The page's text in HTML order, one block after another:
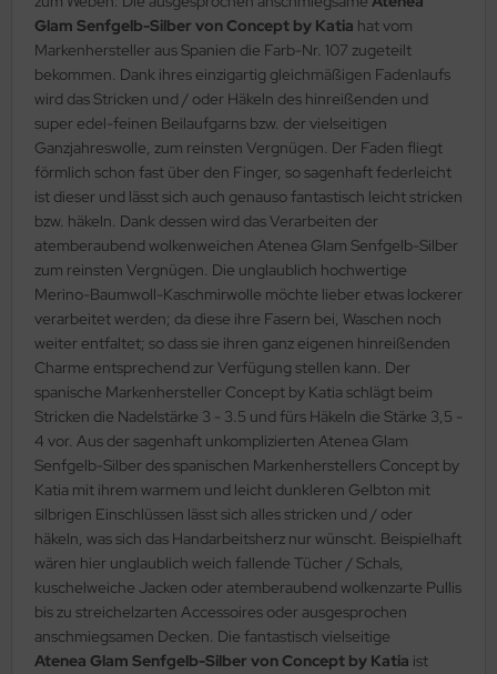
Glam Senfgelb-Silber von Concept by Katia hat vom
Markenhersteller aus Spanien die Farb-Nr. 107 zugeteilt
bekommen. Dank ihres einzigartig gleichmäßigen Fadenlaufs
wird das Stricken und / oder Häkeln des hinreißenden und
super edel-feinen Beilaufgarns bzw. der vielseitigen
Ganzjahreswolle, zum reinsten Vergnügen. Der Faden fliegt
förmlich schon fast über den Finger, so sagenhaft federleicht
ist dieser und lässt sich auch genauso fantastisch leicht stricken
bzw. häkeln. Dank dessen wird das Verarbeiten der
atemberaubend wolkenweichen Atenea Glam Senfgelb-Silber
zum reinsten Vergnügen. Die unglaublich hochwertige
Merino-Baumwoll-Kaschmirwolle möchte lieber etwas lockerer
verarbeitet werden; da diese ihre Fasern bei, Waschen noch
weiter entfaltet; so dass sie ihren ganz eigenen hinreißenden
Charme entsprechend zur Verfügung stellen kann. Der
spanische Markenhersteller Concept by Katia schlägt beim
Stricken die Nadelstärke 3 - 3.5 und fürs Häkeln die Stärke 3,5 -
4 vor. Aus der sagenhaft unkomplizierten Atenea Glam
Senfgelb-Silber des spanischen Markenherstellers Concept by
Katia mit ihrem warmem und leicht dunkleren Gelbton mit
silbrigen Einschlüssen lässt sich alles stricken und / oder
häkeln, was sich das Handarbeitsherz nur wünscht. Beispielhaft
wären hier unglaublich weich fallende Tücher / Schals,
kuschelweiche Jacken oder atemberaubend wolkenzarte Pullis
bis zu streichelzarten Accessoires oder ausgesprochen
anschmiegsamen Decken. Die fantastisch vielseitige
Atenea Glam Senfgelb-Silber von Concept by Katia ist